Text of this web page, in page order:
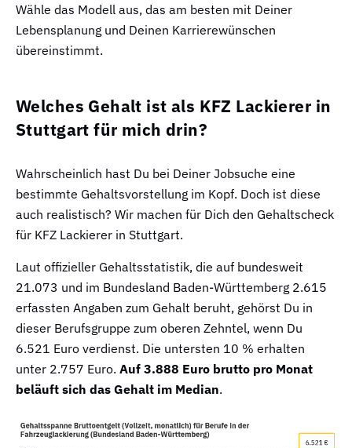
Wähle das Modell aus, das am besten mit Deiner
Lebensplanung und Deinen Karrierewünschen
übereinstimmt.
Welches Gehalt ist als KFZ Lackierer in
Stuttgart für mich drin?
Wahrscheinlich hast Du bei Deiner Jobsuche eine
bestimmte Gehaltsvorstellung im Kopf. Doch ist diese
auch realistisch? Wir machen für Dich den Gehaltscheck
für KFZ Lackierer in Stuttgart.
Laut offizieller Gehaltsstatistik, die auf bundesweit
21.073 und im Bundesland Baden-Württemberg 2.615
erfassten Angaben zum Gehalt beruht, gehörst Du in
dieser Berufsgruppe zum oberen Zehntel, wenn Du
6.521 Euro verdienst. Die untersten 10 % erhalten
unter 2.757 Euro. Auf 3.888 Euro brutto pro Monat
beläuft sich das Gehalt im Median.